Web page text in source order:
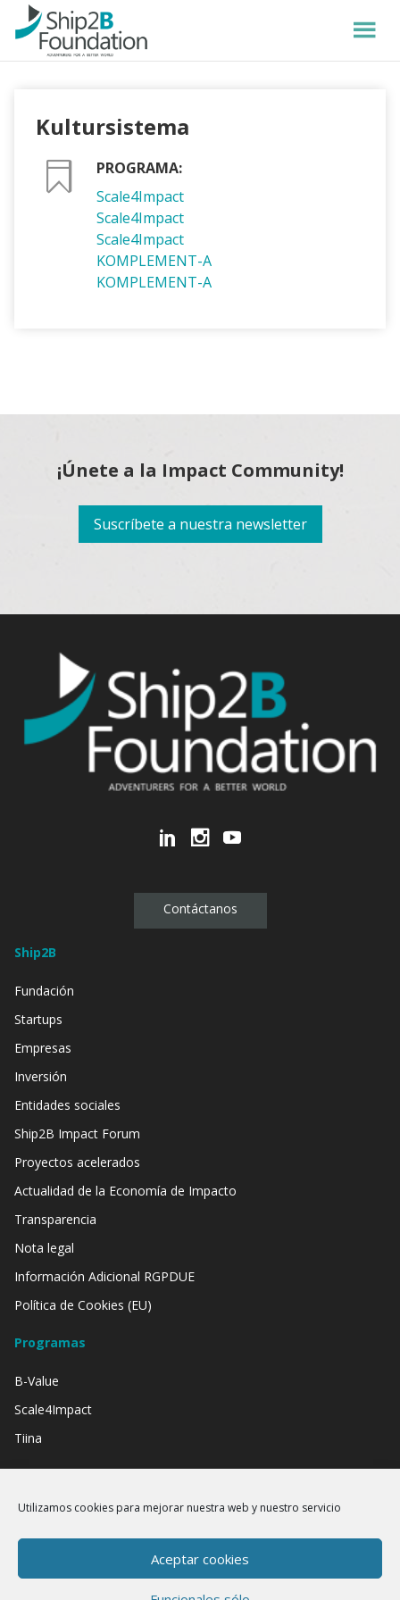
Utilizamos cookies para mejorar nuestra web y nuestro servicio
Aceptar cookies
Kultursistema
PROGRAMA:
Scale4Impact
Scale4Impact
Scale4Impact
KOMPLEMENT-A
KOMPLEMENT-A
¡Únete a la Impact Community!
Suscríbete a nuestra newsletter
Contáctanos
Ship2B
Fundación
Startups
Empresas
Inversión
Entidades sociales
Ship2B Impact Forum
Proyectos acelerados
Actualidad de la Economía de Impacto
Transparencia
Nota legal
Información Adicional RGPDUE
Política de Cookies (EU)
Programas
B-Value
Scale4Impact
Tiina